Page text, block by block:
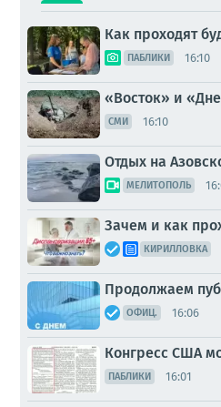
Как проходят
ПАБЛИКИ 16:10
«Восток» и
СМИ 16:10
Отдых на
МЕЛИТОПОЛЬ
Зачем и как
КИРИЛЛОВКА
Продолжаем
ОФИЦ. 16:06
Конгресс США
ПАБЛИКИ 16:01